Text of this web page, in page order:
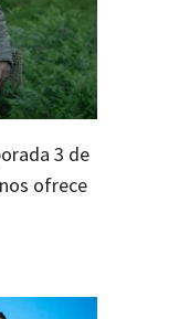
3 de
ofrece